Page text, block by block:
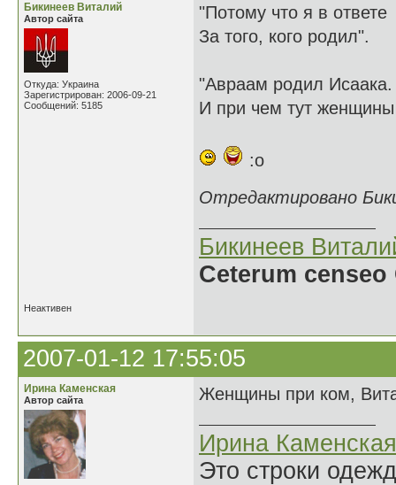
Бикинеев Виталий
Автор сайта
Откуда: Украина
Зарегистрирован: 2006-09-21
Сообщений: 5185
"Потому что я в ответе
За того, кого родил".
"Авраам родил
И при чем тут
:o
Отредактировано
Бикинеев
Ceterum
Неактивен
2007-01-12 17:55:05
Ирина Каменская
Автор сайта Женщины при ком,
Ирина Каменская
Это строки